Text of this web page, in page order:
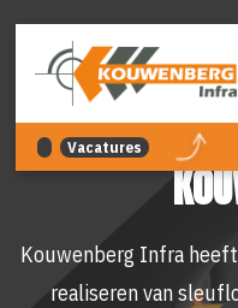
Vacatures
Kouwenberg Infra
realiseren van